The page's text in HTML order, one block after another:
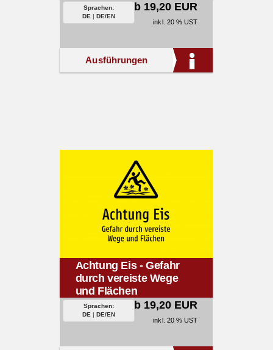
Sprachen:
DE | DE/EN
ab 19,20 EUR
inkl. 20 % UST
Ausführungen
Achtung Eis - Gefahr
durch vereiste Wege
und Flächen
Sprachen:
DE | DE/EN
ab 19,20 EUR
inkl. 20 % UST